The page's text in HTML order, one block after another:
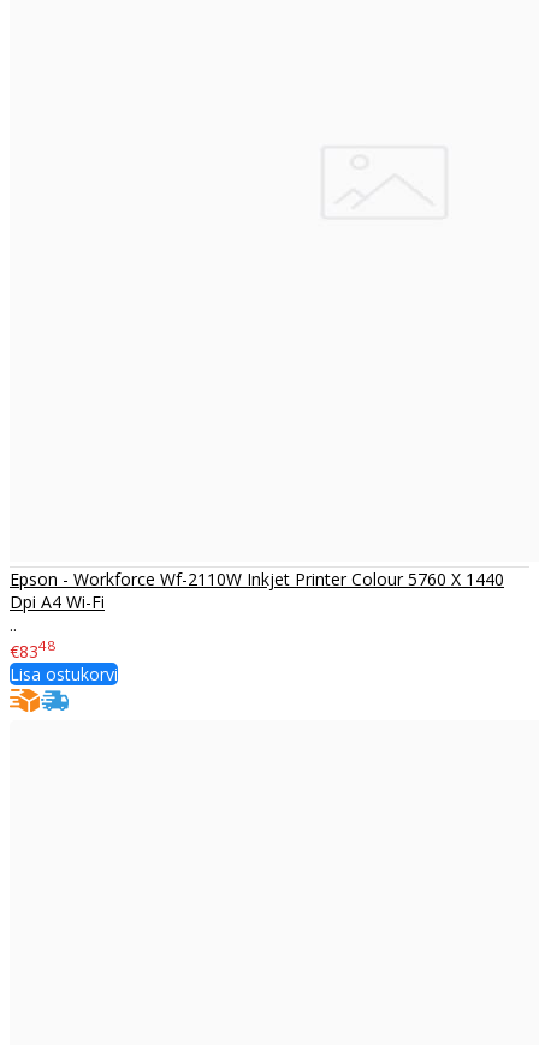
Epson - Workforce Wf-2110W Inkjet Printer Colour 5760 X 1440
Dpi A4 Wi-Fi
..
€8348
Lisa ostukorvi